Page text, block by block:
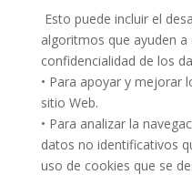
Esto puede incluir el
algoritmos que ayuden
confidencialidad de los
• Para apoyar y mejorar
sitio Web.
• Para analizar la
datos no identificativos
uso de cookies que se